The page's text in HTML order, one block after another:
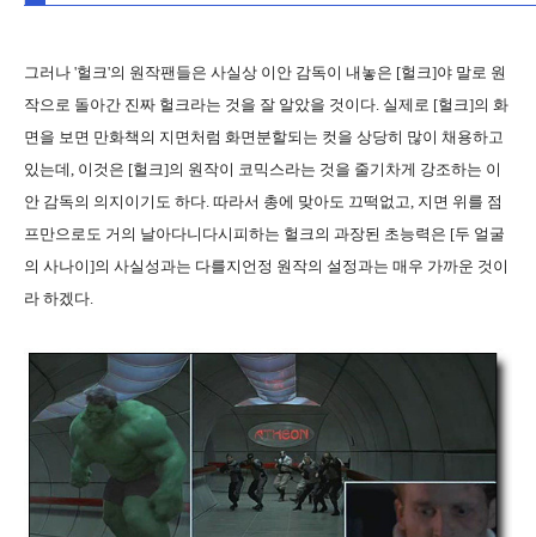
그러나 '헐크'의 원작팬들은 사실상 이안 감독이 내놓은 [헐크]야 말로 원
작으로 돌아간 진짜 헐크라는 것을 잘 알았을 것이다. 실제로 [헐크]의 화
면을 보면 만화책의 지면처럼 화면분할되는 컷을 상당히 많이 채용하고
있는데, 이것은 [헐크]의 원작이 코믹스라는 것을 줄기차게 강조하는 이
안 감독의 의지이기도 하다. 따라서 총에 맞아도 끄떡없고, 지면 위를 점
프만으로도 거의 날아다니다시피하는 헐크의 과장된 초능력은 [두 얼굴
의 사나이]의 사실성과는 다를지언정 원작의 설정과는 매우 가까운 것이
라 하겠다.